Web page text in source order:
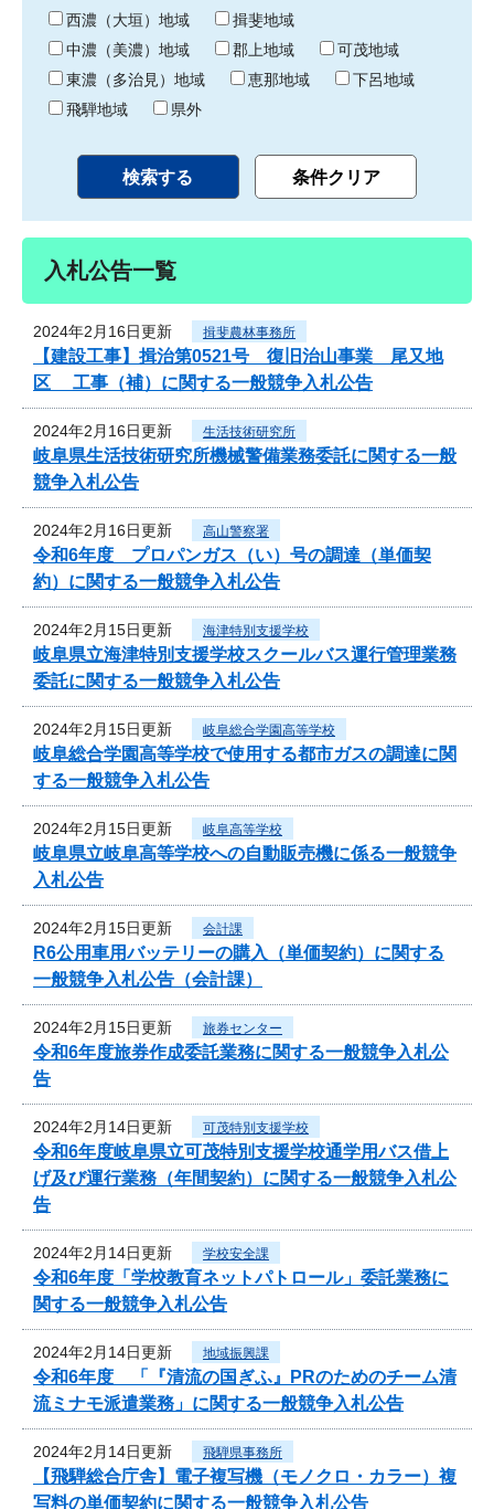
り 西濃（大垣）地域
揖斐地域
中濃（美濃）地域
郡上地域
可茂地域
東濃（多治見）地域
恵那地域
下呂地域
飛騨地域
県外
入札公告一覧
2024年2月16日更新 揖斐農林事務所
【建設工事】揖治第0521号 復旧治山事業 尾又地
区 工事（補）に関する一般競争入札公告
2024年2月16日更新 生活技術研究所
岐阜県生活技術研究所機械警備業務委託に関する一般
競争入札公告
2024年2月16日更新 高山警察署
令和6年度 プロパンガス（い）号の調達（単価契
約）に関する一般競争入札公告
2024年2月15日更新 海津特別支援学校
岐阜県立海津特別支援学校スクールバス運行管理業務
委託に関する一般競争入札公告
2024年2月15日更新 岐阜総合学園高等学校
岐阜総合学園高等学校で使用する都市ガスの調達に関
する一般競争入札公告
2024年2月15日更新 岐阜高等学校
岐阜県立岐阜高等学校への自動販売機に係る一般競争
入札公告
2024年2月15日更新 会計課
R6公用車用バッテリーの購入（単価契約）に関する
一般競争入札公告（会計課）
2024年2月15日更新 旅券センター
令和6年度旅券作成委託業務に関する一般競争入札公
告
2024年2月14日更新 可茂特別支援学校
令和6年度岐阜県立可茂特別支援学校通学用バス借上
げ及び運行業務（年間契約）に関する一般競争入札公
告
2024年2月14日更新 学校安全課
令和6年度「学校教育ネットパトロール」委託業務に
関する一般競争入札公告
2024年2月14日更新 地域振興課
令和6年度 「『清流の国ぎふ』PRのためのチーム清
流ミナモ派遣業務」に関する一般競争入札公告
2024年2月14日更新 飛騨県事務所
【飛騨総合庁舎】電子複写機（モノクロ・カラー）複
写料の単価契約に関する一般競争入札公告